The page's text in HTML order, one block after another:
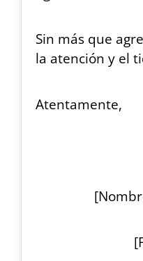
Sin más que
la atención y el
Atentamente,